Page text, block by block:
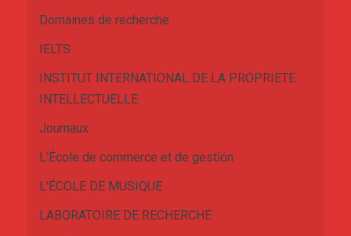
Domaines de recherche
IELTS
INSTITUT INTERNATIONAL DE LA PROPRIETE
INTELLECTUELLE
Journaux
L'École de commerce et de gestion
L'ÉCOLE DE MUSIQUE
LABORATOIRE DE RECHERCHE